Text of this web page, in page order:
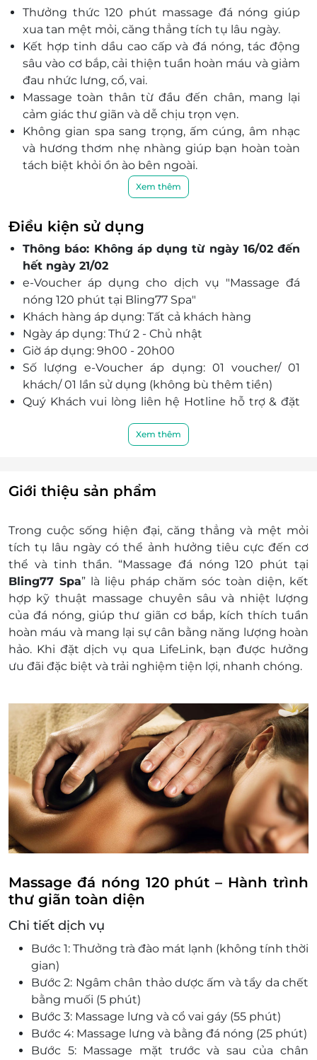
Thưởng thức 120 phút massage đá nóng giúp
xua tan mệt mỏi, căng thẳng tích tụ lâu ngày.
Kết hợp tinh dầu cao cấp và đá nóng, tác động
sâu vào cơ bắp, cải thiện tuần hoàn máu và giảm
đau nhức lưng, cổ, vai.
Massage toàn thân từ đầu đến chân, mang lại
cảm giác thư giãn và dễ chịu trọn vẹn.
Không gian spa sang trọng, ấm cúng, âm nhạc
và hương thơm nhẹ nhàng giúp bạn hoàn toàn
tách biệt khỏi ồn ào bên ngoài.
Đội ngũ chuyên viên chuyên nghiệp, tận tâm,
thực hiện kỹ thuật massage chuẩn xác, mang
đến trải nghiệm thư giãn cao cấp.
Dịch vụ dễ dàng đặt qua LifeLink với ưu đãi hấp
dẫn, nhanh chóng và tiện lợi.
Lý tưởng để tái tạo năng lượng, cân bằng cơ thể
và tinh thần chỉ trong một buổi trải nghiệm.
Xem thêm
Điều kiện sử dụng
Thông báo: Không áp dụng từ ngày 16/02 đến
hết ngày 21/02
e-Voucher áp dụng cho dịch vụ "Massage đá
nóng 120 phút tại Bling77 Spa"
Khách hàng áp dụng: Tất cả khách hàng
Ngày áp dụng: Thứ 2 - Chủ nhật
Giờ áp dụng: 9h00 - 20h00
Số lượng e-Voucher áp dụng: 01 voucher/ 01
khách/ 01 lần sử dụng (không bù thêm tiền)
Quý Khách vui lòng liên hệ Hotline hỗ trợ & đặt
dịch vụ trước 24h (01 ngày) để đảm bảo khách
ký đặt chỗ trước. Mong quý khách thông cảm
Địa chỉ: 126 Trần Hưng Đạo, Dương Tơ, Phú
Điều kiện khác:
Một khách hàng được mua nhiều e-
Voucher/e-Coupon
e-Voucher/e-Coupon không có giá trị quy đổi
thành tiền mặt, không trả lại tiền thừa
Không áp dụng đồng thời cùng lúc với các
chương trình khuyến mại khác.
Xem thêm
Giới thiệu sản phẩm
Trong cuộc sống hiện đại, căng thẳng và mệt mỏi
tích tụ lâu ngày có thể ảnh hưởng tiêu cực đến cơ
thể và tinh thần. “Massage đá nóng 120 phút tại
Bling77 Spa” là liệu pháp chăm sóc toàn diện, kết
hợp kỹ thuật massage chuyên sâu và nhiệt lượng
của đá nóng, giúp thư giãn cơ bắp, kích thích tuần
hoàn máu và mang lại sự cân bằng năng lượng hoàn
hảo. Khi đặt dịch vụ qua LifeLink, bạn được hưởng
ưu đãi đặc biệt và trải nghiệm tiện lợi, nhanh chóng.
Massage đá nóng 120 phút – Hành trình
thư giãn toàn diện
Chi tiết dịch vụ
Bước 1: Thưởng trà đào mát lạnh (không tính thời
gian)
Bước 2: Ngâm chân thảo dược ấm và tẩy da chết
bằng muối (5 phút)
Bước 3: Massage lưng và cổ vai gáy (55 phút)
Bước 4: Massage lưng và bằng đá nóng (25 phút)
Bước 5: Massage mặt trước và sau của chân